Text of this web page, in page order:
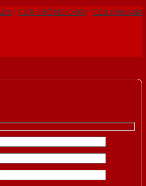
/CỬA CHỐNG CHÁY/Cửa thép vân